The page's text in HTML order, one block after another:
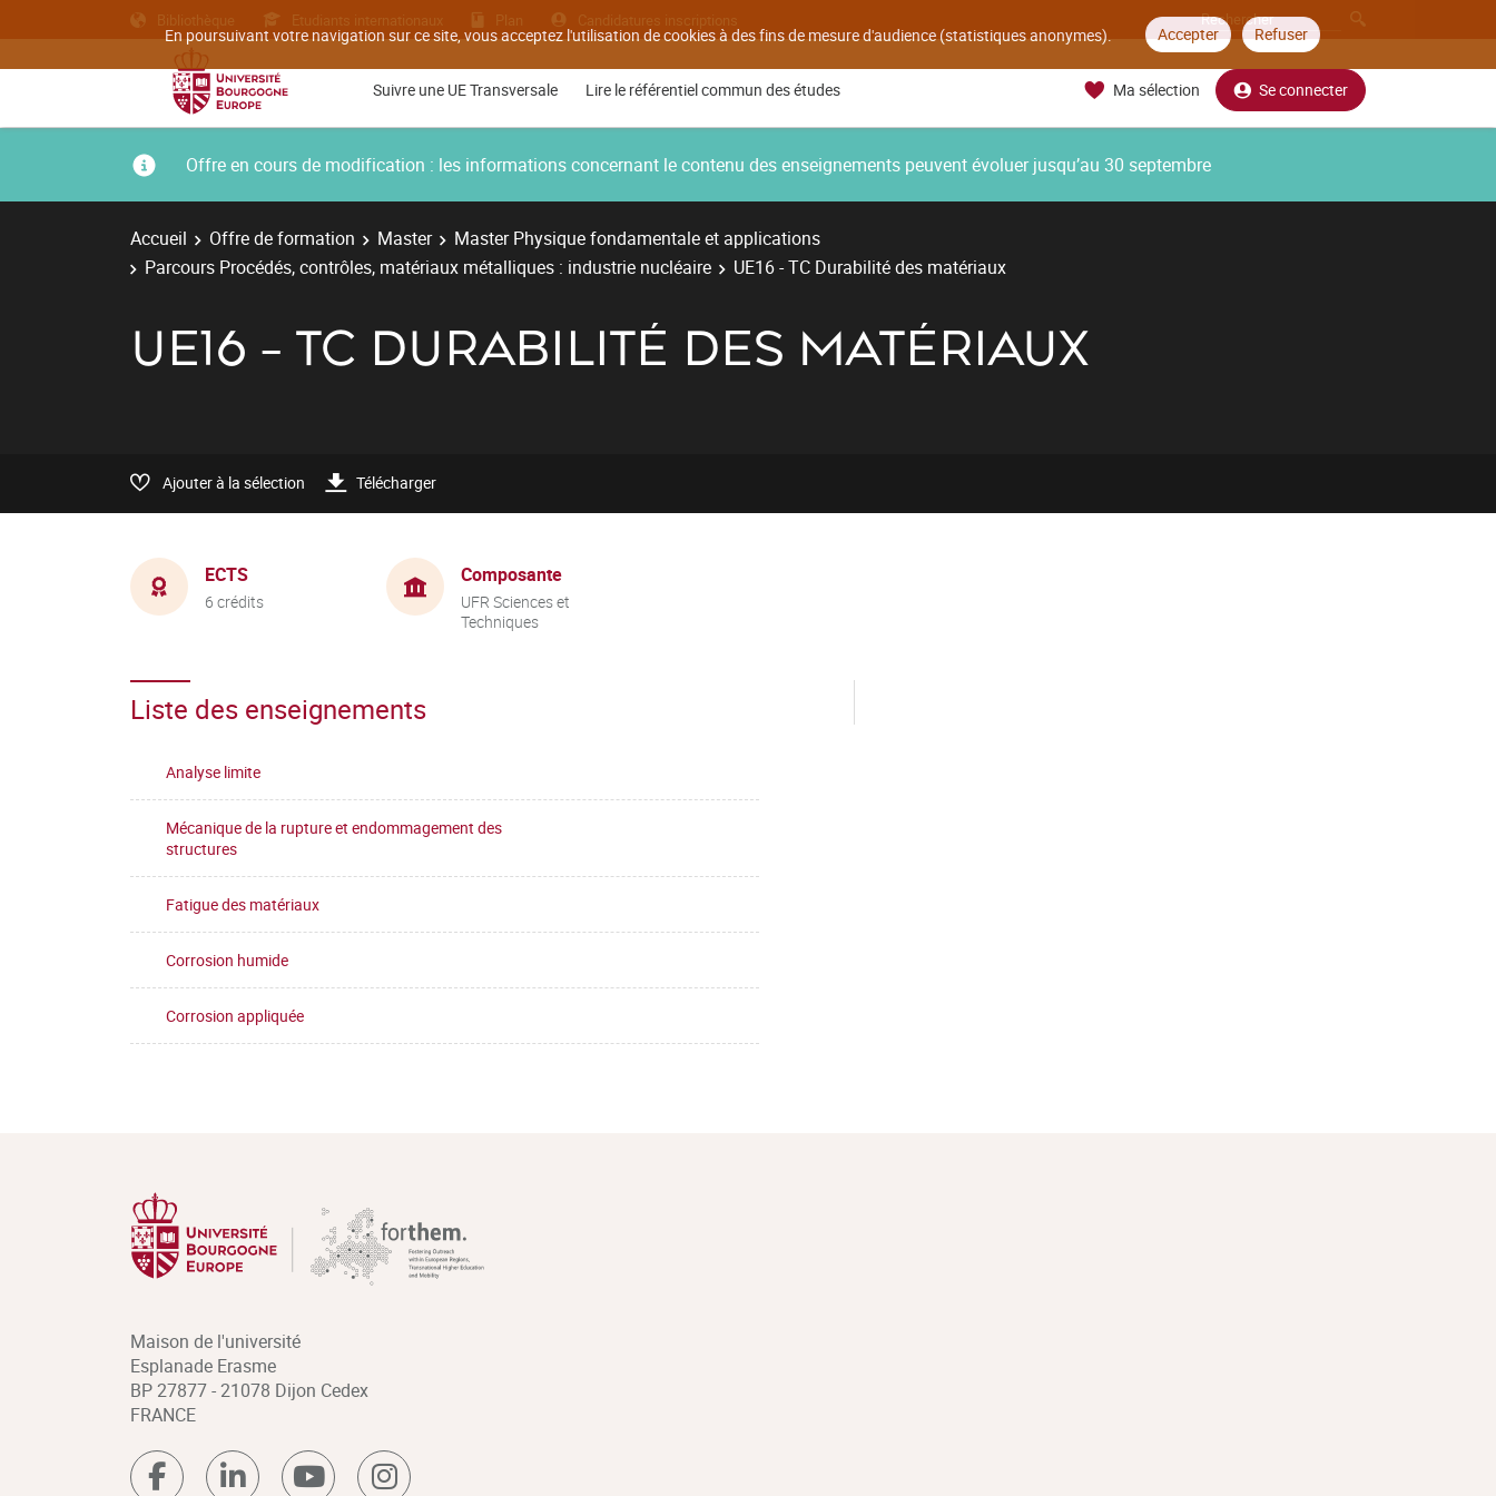
En poursuivant votre navigation sur ce site, vous acceptez l'utilisation de cookies à des fins de mesure d'audience (statistiques anonymes). Accepter Refuser
Bibliothèque Etudiants internationaux Plan Candidatures inscriptions
Suivre une UE Transversale Lire le référentiel commun des études Ma sélection Se connecter
Offre en cours de modification : les informations concernant le contenu des enseignements peuvent évoluer jusqu’au 30 septembre
Accueil Offre de formation Master
Master Physique fondamentale et applications
Parcours Procédés, contrôles, matériaux métalliques : industrie nucléaire
UE16 - TC Durabilité des matériaux
UE16 - TC DURABILITÉ DES MATÉRIAUX
Ajouter à la sélection Télécharger
ECTS
6 crédits
Composante
UFR Sciences et
Techniques
Liste des enseignements
Analyse limite
Mécanique de la rupture et endommagement des
structures
Fatigue des matériaux
Corrosion humide
Corrosion appliquée
Maison de l'université
Esplanade Erasme
BP 27877 - 21078 Dijon Cedex
FRANCE